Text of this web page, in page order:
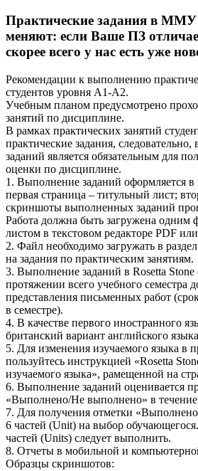
Практические задания в ММУ
меняют: если Ваше ПЗ
скорее всего у нас есть уже
Рекомендации к выполнению
студентов уровня А1-А2.
Учебным планом предусмотрено
занятий по дисциплине.
В рамках практических занятий
практические задания,
заданий является обязательным для
оценки по дисциплине.
1. Выполнение заданий оформляется
первая страница – титульный лист;
скриншоты выполненных заданий
Работа должна быть загружена одним
листом в текстовом редакторе PDF
2. Файл необходимо загружать в
на задания по практическим занятиям.
3. Выполнение заданий в Rosetta Stone
протяжении всего учебного семестра
представления письменных работ
в семестре).
4. В качестве первого иностранного
британский вариант английского
5. Для изменения изучаемого языка в
пользуйтесь инструкцией «Rosetta
изучаемого языка», рамещенной на
6. Выполнение заданий оценивается
«Выполнено/Не выполнено» в течение
7. Для получения отметки
6 частей (Unit) на выбор
частей (Units) следует выполнить.
8. Отчеты в мобильной и
Образцы скриншотов: